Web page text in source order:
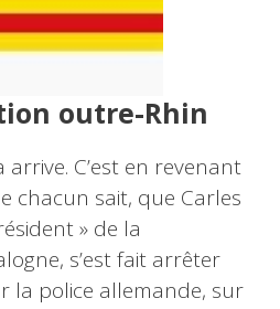
outre-Rhin
C’est en revenant
chacun sait, que Carles
» de la
s’est fait arrêter
la police allemande, sur